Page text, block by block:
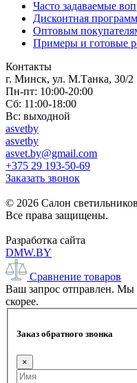
Часто задаваемые
Дисконтная
Оптовым
Примеры и готовые
Контакты
г. Минск, ул. М.Танка, 30/2
Пн-пт: 10:00-20:00
Сб: 11:00-18:00
Вс: выходной
asvetby
asvetby
asvet.by@gmail.com
+375 29 193-50-69
Заказать звонок
© 2026 Салон
Все права защищены.
Разработка сайта
DMW.BY
Сравнение товаров
Ваш запрос отправлен.
скорее.
Заказ обратного звонка
×